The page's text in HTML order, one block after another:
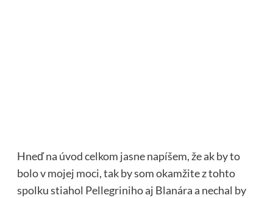
Hneď na úvod celkom jasne napíšem, že ak by to
bolo v mojej moci, tak by som okamžite z tohto
spolku stiahol Pellegriniho aj Blanára a nechal by